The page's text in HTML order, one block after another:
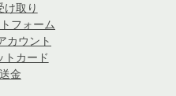
け取り
フォーム
カウント
トカード
金